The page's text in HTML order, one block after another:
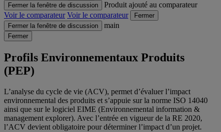
Fermer la fenêtre de discussion
Produit ajouté au comparateur
Voir le comparateur Voir le comparateur
Fermer
Fermer la fenêtre de discussion
main
Fermer
Profils Environnementaux Produits
(PEP)
L’analyse du cycle de vie (ACV), permet d’évaluer l’impact
environnemental des produits et s’appuie sur la norme ISO 14040
ainsi que sur le logiciel EIME (Environnemental information &
management explorer). Avec l’entrée en vigueur de la RE 2020,
l’ACV devient obligatoire pour déterminer l’impact d’un projet.